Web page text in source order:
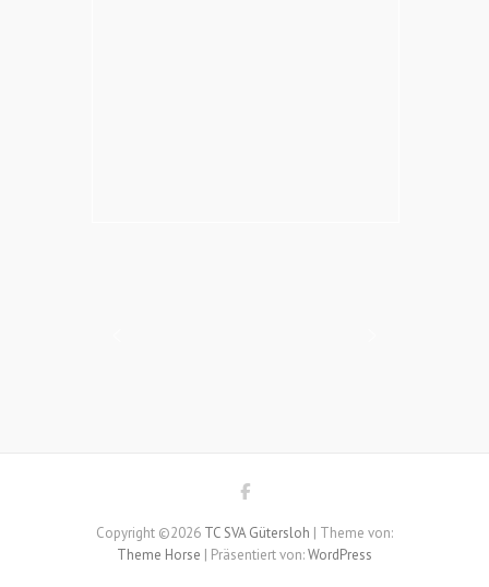
Copyright ©2026 TC SVA Gütersloh | Theme von:
Theme Horse | Präsentiert von:WordPress